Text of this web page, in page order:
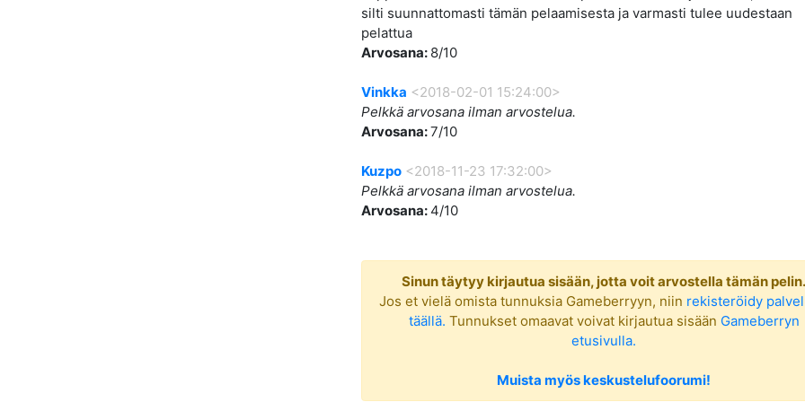
silti suunnattomasti tämän pelaamisesta ja varmasti tulee uudestaan
pelattua
Arvosana: 8/10
Vinkka <2018-02-01 15:24:00>
Pelkkä arvosana ilman arvostelua.
Arvosana:7/10
Kuzpo <2018-11-23 17:32:00>
Pelkkä arvosana ilman arvostelua.
Arvosana:4/10
Sinun täytyy kirjautua sisään, jotta voit arvostella tämän pelin.
Jos et vielä omista tunnuksia Gameberryyn, niin rekisteröidy
täällä. Tunnukset omaavat voivat kirjautua sisään Gameberryn
etusivulla.
Muista myös keskustelufoorumi!